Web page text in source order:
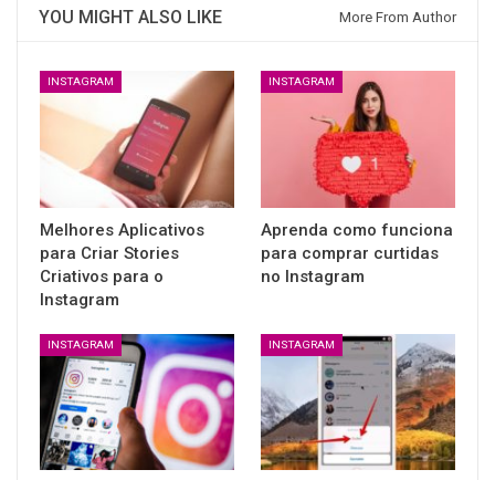
YOU MIGHT ALSO LIKE More From Author
INSTAGRAM
Melhores Aplicativos
para Criar Stories
Criativos para o
Instagram
INSTAGRAM
Aprenda como funciona
para comprar curtidas
no Instagram
INSTAGRAM INSTAGRAM